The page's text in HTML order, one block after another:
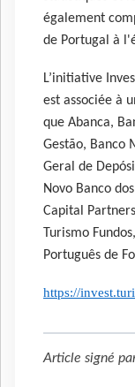
également
de Portugal à
L’initiative
est associée à
que Abanca,
Gestão, Banco
Geral de
Novo Banco
Capital
Turismo
Português de
https://
Article signé